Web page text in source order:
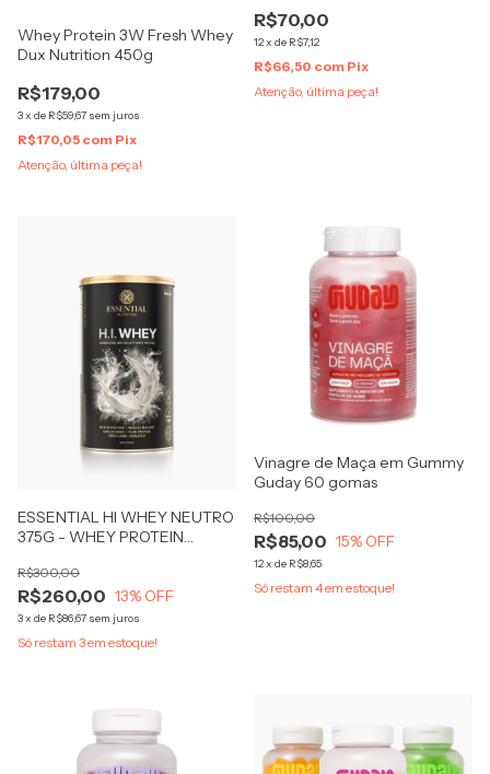
Whey Protein 3W Fresh Whey
Dux Nutrition 450g
R$179,00
3x de R$59,67 sem juros
R$170,05 com Pix
Atenção, última peça!
R$70,00
12x de R$7,12
R$66,50 com Pix
Atenção, última peça!
ESSENTIAL HI WHEY NEUTRO
375G - WHEY PROTEIN
SEM SABOR
R$260,00
R$300,00
13% OFF
3x de R$86,67 sem juros
Só restam 3em estoque!
Vinagre de Maça em Gummy
Guday 60 gomas
R$85,00
R$100,00
15% OFF
12x de R$8,65
Só restam 4em estoque!